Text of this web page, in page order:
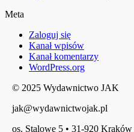
Meta
Zaloguj się
Kanał wpisów
Kanał komentarzy
WordPress.org
© 2025 Wydawnictwo JAK
jak@wydawnictwojak.pl
os. Stalowe 5 • 31-920 Kraków